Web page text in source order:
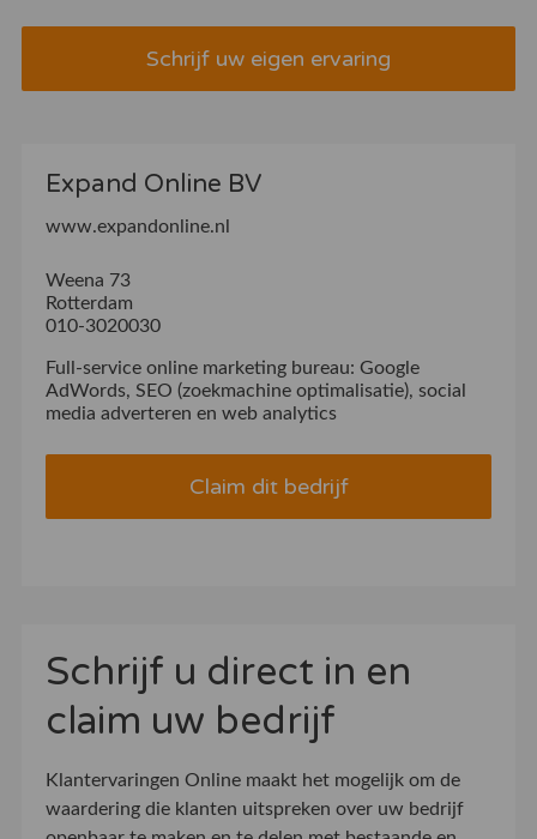
Schrijf uw eigen ervaring
Expand Online BV
www.expandonline.nl
Weena 73
Rotterdam
010-3020030
Full-service online marketing bureau: Google
AdWords, SEO (zoekmachine optimalisatie), social
media adverteren en web analytics
Claim dit bedrijf
Schrijf u direct in en
claim uw bedrijf
Klantervaringen Online maakt het mogelijk om de
waardering die klanten uitspreken over uw bedrijf